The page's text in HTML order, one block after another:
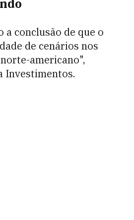
a conclusão de que o
de cenários nos
americano",
Investimentos.